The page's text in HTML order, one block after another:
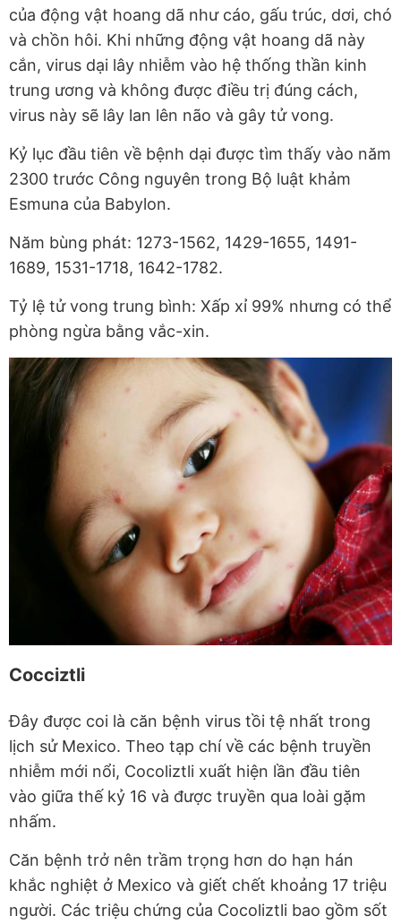
của động vật hoang dã như cáo, gấu trúc, dơi, chó
và chồn hôi. Khi những động vật hoang dã này
cắn, virus dại lây nhiễm vào hệ thống thần kinh
trung ương và không được điều trị đúng cách,
virus này sẽ lây lan lên não và gây tử vong.
Kỷ lục đầu tiên về bệnh dại được tìm thấy vào năm
2300 trước Công nguyên trong Bộ luật khảm
Esmuna của Babylon.
Năm bùng phát: 1273-1562, 1429-1655, 1491-
1689, 1531-1718, 1642-1782.
Tỷ lệ tử vong trung bình: Xấp xỉ 99% nhưng có thể
phòng ngừa bằng vắc-xin.
Cocciztli
Đây được coi là căn bệnh virus tồi tệ nhất trong
lịch sử Mexico. Theo tạp chí về các bệnh truyền
nhiễm mới nổi, Cocoliztli xuất hiện lần đầu tiên
vào giữa thế kỷ 16 và được truyền qua loài gặm
nhấm.
Căn bệnh trở nên trầm trọng hơn do hạn hán
khắc nghiệt ở Mexico và giết chết khoảng 17 triệu
người. Các triệu chứng của Cocoliztli bao gồm sốt